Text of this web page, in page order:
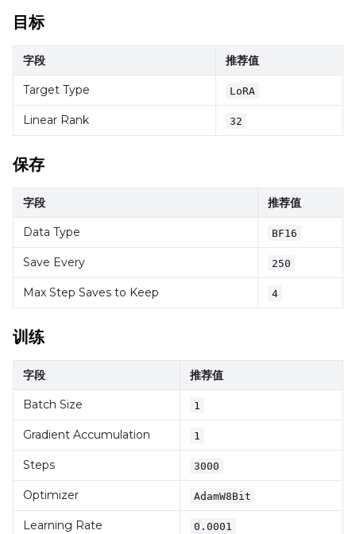
Default Caption
Settings
Cache Latents
Cache Latents
Is
Is Regularization
Sample Every
Sampler
FlowMatch
Guidance Scale
目标
字段 推荐值
Target Type LoRA
Linear Rank 32
保存
字段 推荐值
Data Type BF16
Save Every 250
Max Step Saves to Keep 4
训练
字段 推荐值
Batch Size 1
Gradient Accumulation 1
Steps 3000
Optimizer AdamW8Bit
Learning Rate 0.0001